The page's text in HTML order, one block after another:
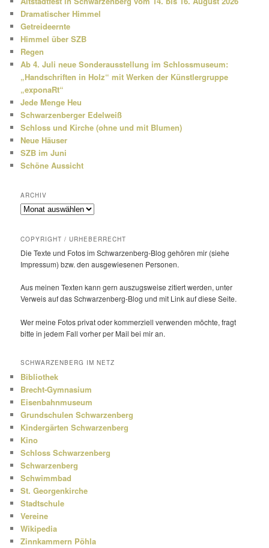
n
Dramatischer Himmel
Getreideernte
Himmel über SZB
Regen
Ab 4. Juli neue Sonderausstellung im Schlossmuseum:
„Handschriften in Holz“ mit Werken der Künstlergruppe
„exponaRt“
Jede Menge Heu
Schwarzenberger Edelweiß
Schloss und Kirche (ohne und mit Blumen)
Neue Häuser
SZB im Juni
Schöne Aussicht
ARCHIV
Archiv
COPYRIGHT / URHEBERRECHT
Die Texte und Fotos im Schwarzenberg-Blog gehören mir (siehe
Impressum) bzw. den ausge­wie­senen Personen.
Aus meinen Texten kann gern auszugs­weise zitiert werden, unter
Verweis auf das Schwarzenberg-Blog und mit Link auf diese Seite.
Wer meine Fotos privat oder kommer­ziell verwenden möchte, fragt
bitte in jedem Fall vorher per Mail bei mir an.
SCHWARZENBERG IM NETZ
Bibliothek
Brecht-Gymnasium
Eisenbahnmuseum
Grundschulen Schwarzenberg
Kindergärten Schwarzenberg
Kino
Schloss Schwarzenberg
Schwarzenberg
Schwimmbad
St. Georgenkirche
Stadtschule
Vereine
Wikipedia
Zinnkammern Pöhla